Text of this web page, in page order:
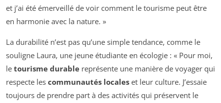
et j’ai été émerveillé de voir comment le tourisme peut être
en harmonie avec la nature. »
La durabilité n’est pas qu’une simple tendance, comme le
souligne Laura, une jeune étudiante en écologie : « Pour moi,
le tourisme durable représente une manière de voyager qui
respecte les communautés locales et leur culture. J’essaie
toujours de prendre part à des activités qui préservent le